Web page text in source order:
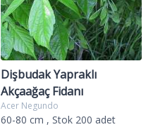
Dişbudak Yapraklı
Akçaağaç Fidanı
Acer Negundo
60-80 cm , Stok 200 adet